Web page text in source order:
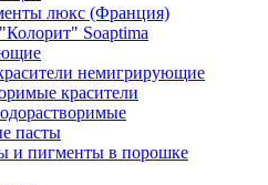
люкс (Франция)
Soaptima
немигрирующие
красители
пасты
и пигменты в порошке